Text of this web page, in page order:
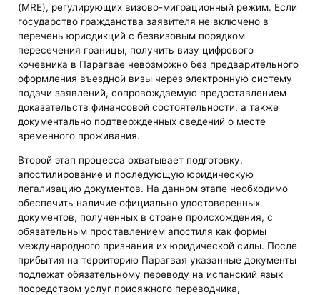
(MRE), регулирующих визово-миграционный режим. Если
государство гражданства заявителя не включено в
перечень юрисдикций с безвизовым порядком
пересечения границы, получить визу цифрового
кочевника в Парагвае невозможно без предварительного
оформления въездной визы через электронную систему
подачи заявлений, сопровождаемую предоставлением
доказательств финансовой состоятельности, а также
документально подтвержденных сведений о месте
временного проживания.
Второй этап процесса охватывает подготовку,
апостилирование и последующую юридическую
легализацию документов. На данном этапе необходимо
обеспечить наличие официально удостоверенных
документов, полученных в стране происхождения, с
обязательным проставлением апостиля как формы
международного признания их юридической силы. После
прибытия на территорию Парагвая указанные документы
подлежат обязательному переводу на испанский язык
посредством услуг присяжного переводчика,